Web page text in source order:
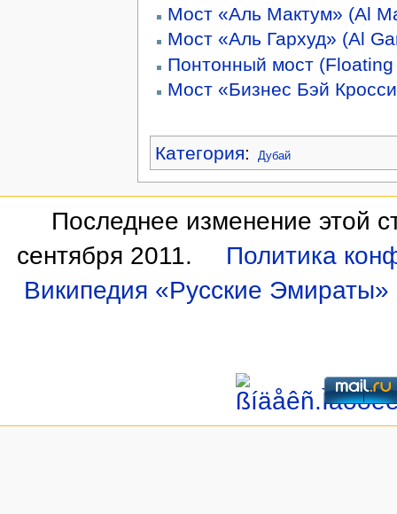
Мост «Аль Мактум» (Al
Мост «Аль Гархуд» (Al
Понтонный мост
Мост «Бизнес Бэй
Категория: Дубай
Последнее изменение этой
сентября 2011.
Политика
Википедия «Русские Эмираты»